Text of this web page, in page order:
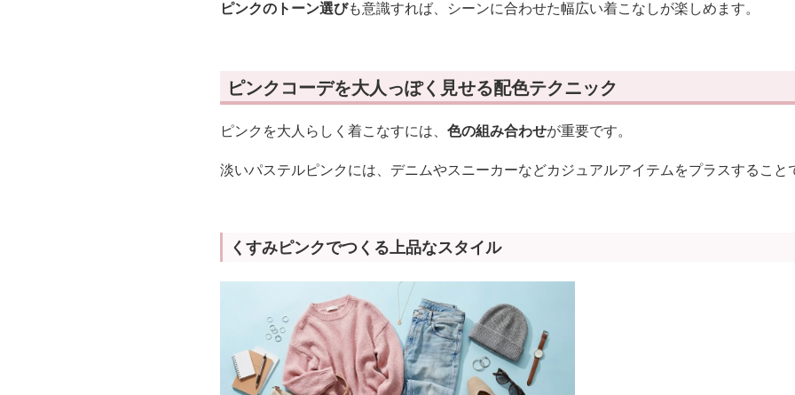
ピンクのトーン選びも意識すれば、シーンに合わせた幅広い着こなしが楽しめます。
ピンクコーデを大人っぽく見せる配色テクニック
ピンクを大人らしく着こなすには、 色の組み合わせが重要です。
淡いパステルピンクには、デニムやスニーカーなどカジュアルアイテムをプラスすること
くすみピンクでつくる上品なスタイル